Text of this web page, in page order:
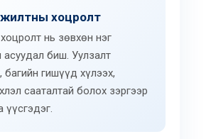
хоцролт
хоцролт нь зөвхөн нэг
биш. Уулзалт
багийн гишүүд хүлээх,
сааталтай болох зэргээр
үүсгэдэг.